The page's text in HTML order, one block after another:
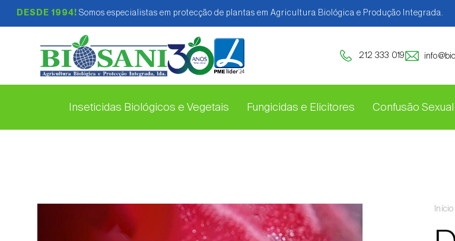
DESDE 1994! Somos especialistas em protecção de plantas em Agricultura Biológica e Produção Integrada.
212 333 019
Inseticidas Biológicos e Vegetais Fungicidas e Elicitores Confusão Sexual
Início